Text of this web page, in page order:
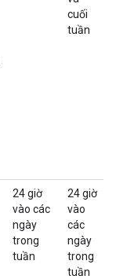
cuối
tuần
24 giờ
vào các
ngày
trong
tuần
24 giờ
vào
các
ngày
trong
tuần